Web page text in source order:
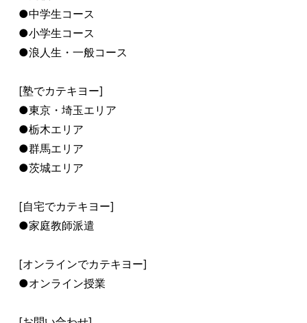
●中学生コース
●小学生コース
●浪人生・一般コース
[塾でカテキヨー]
●東京・埼玉エリア
●栃木エリア
●群馬エリア
●茨城エリア
[自宅でカテキヨー]
●家庭教師派遣
[オンラインでカテキヨー]
●オンライン授業